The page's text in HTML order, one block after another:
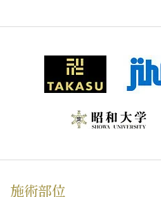
施術部位